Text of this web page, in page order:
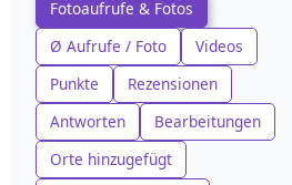
Fotoaufrufe & Fotos
Ø Aufrufe / Foto
Videos
Punkte
Rezensionen
Antworten
Bearbeitungen
Orte hinzugefügt